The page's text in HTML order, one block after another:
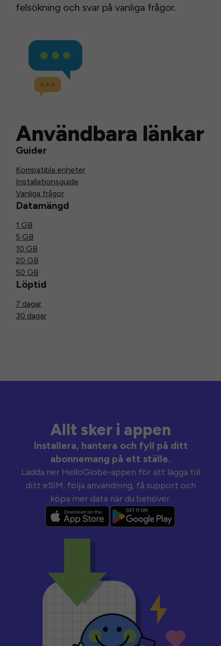
felsökning och svar på vanliga frågor.
Användbara länkar
Guider
Kompatibla enheter
Installationsguide
Vanliga frågor
Datamängd
1 GB
5 GB
10 GB
20 GB
50 GB
Löptid
7 dagar
30 dagar
Allt sker i appen
Installera, hantera och fyll på ditt
abonnemang på ett ställe.
Ladda ner HelloGlobe-appen för att lägga till
ditt eSIM, följa användning, få support och
köpa mer data när du behöver.